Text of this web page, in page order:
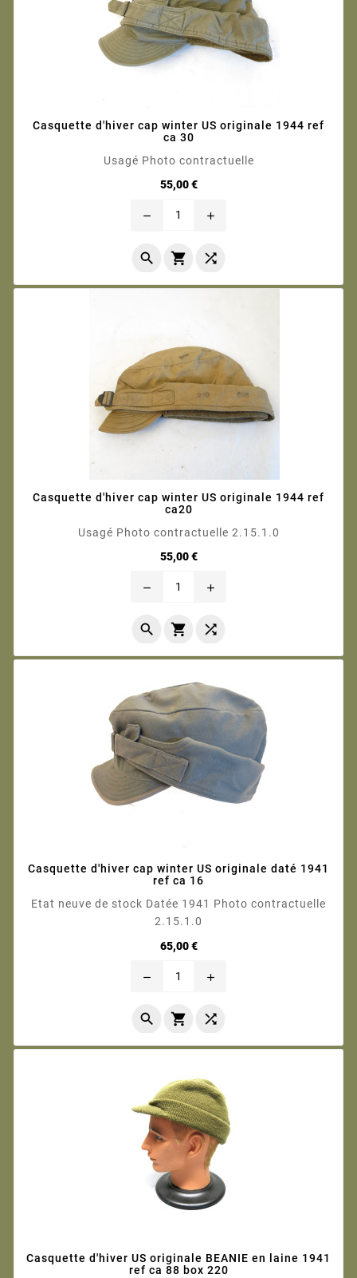
Casquette d'hiver cap winter US originale 1944 ref
ca 30
Usagé Photo contractuelle
55,00 €Prix
remove add
  
Casquette d'hiver cap winter US originale 1944 ref
ca20
Usagé Photo contractuelle 2.15.1.0
55,00 €Prix
remove add
  
Casquette d'hiver cap winter US originale daté 1941
ref ca 16
Etat neuve de stock Datée 1941 Photo contractuelle
2.15.1.0
65,00 €Prix
remove add
  
Casquette d'hiver US originale BEANIE en laine 1941
ref ca 88 box 220